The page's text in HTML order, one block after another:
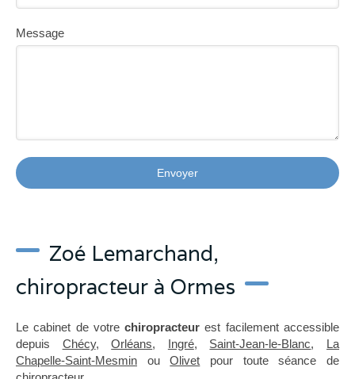
Message
Envoyer
Zoé Lemarchand,
chiropracteur à Ormes
Le cabinet de votrechiropracteur est facilement accessible
depuis Chécy,Orléans, Ingré, Saint-Jean-le-Blanc, La
Chapelle-Saint-Mesmin ouOlivet pour toute séance de